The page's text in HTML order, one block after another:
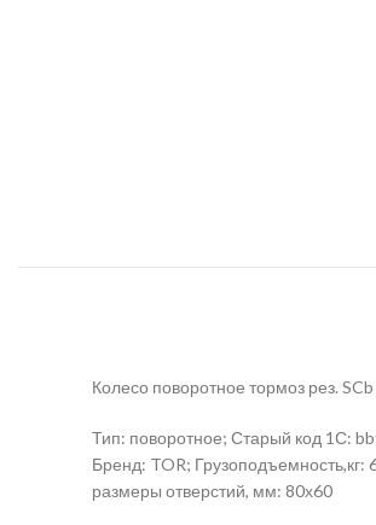
Колесо поворотное тормоз рез.
Тип: поворотное; Старый код 1С:
Бренд: TOR;
размеры отверстий, мм: 80х60